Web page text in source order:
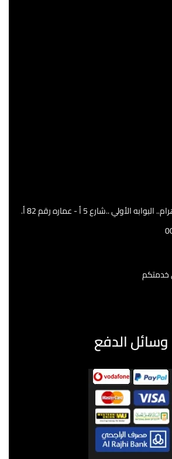
الأولي ..شارع 5 أ - عماره رقم 82 أ.
خدمتكم
وسائل الدفع